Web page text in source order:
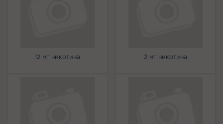
12 мг никотина 2 мг никотина